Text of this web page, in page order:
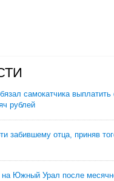
самокатчика выплатить
рублей
забившему отца, приняв
Южный Урал после